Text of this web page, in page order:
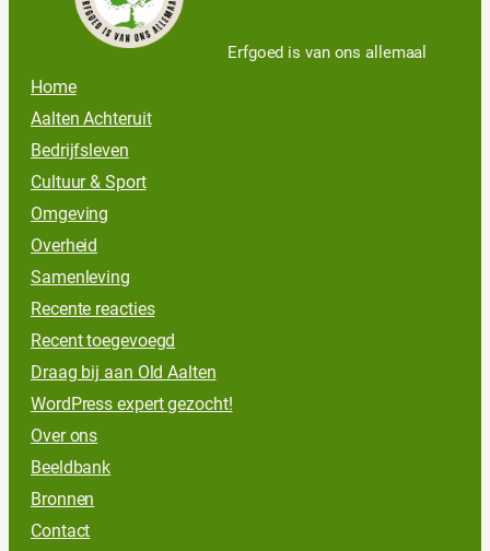
Erfgoed is van ons allemaal
Home
Aalten Achteruit
Bedrijfsleven
Cultuur & Sport
Omgeving
Overheid
Samenleving
Recente reacties
Recent toegevoegd
Draag bij aan Old Aalten
WordPress expert gezocht!
Over ons
Beeldbank
Bronnen
Contact